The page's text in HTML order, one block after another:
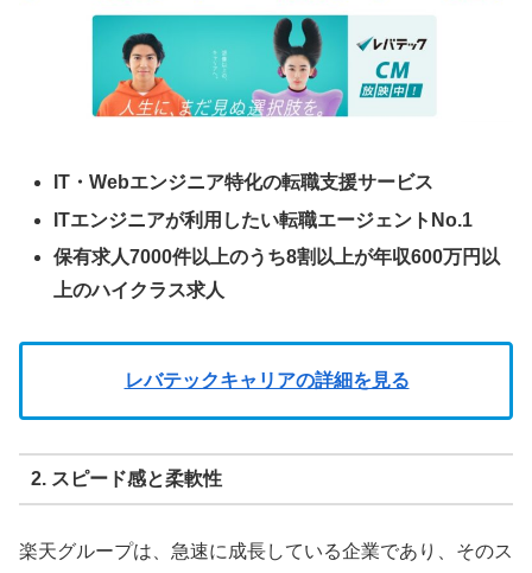
IT・Webエンジニア特化の転職支援サービス
ITエンジニアが利用したい転職エージェントNo.1
保有求人7000件以上のうち8割以上が年収600万円以
上のハイクラス求人
レバテックキャリアの詳細を見る
2. スピード感と柔軟性
楽天グループは、急速に成長している企業であり、そのス